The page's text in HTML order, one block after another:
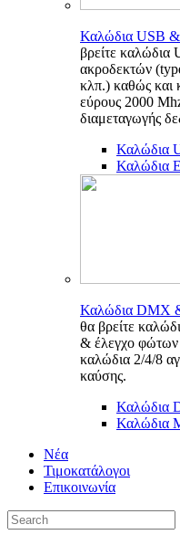
Καλώδια USB
βρείτε καλώδια
ακροδεκτών
κλπ.) καθώς και
εύρους 2000
διαμεταγωγής
Καλώδια
Καλώδια
Καλώδια DMX
θα βρείτε
& έλεγχο φώτων
καλώδια 2/4/8
καύσης.
Καλώδια
Καλώδια
Νέα
Τιμοκατάλογοι
Επικοινωνία